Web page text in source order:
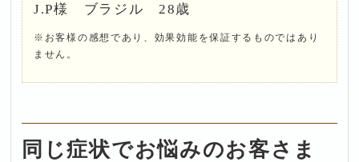
J.P様 ブラジル 28歳
※お客様の感想であり、効果効能を保証するものではあり
ません。
同じ症状でお悩みのお客さま